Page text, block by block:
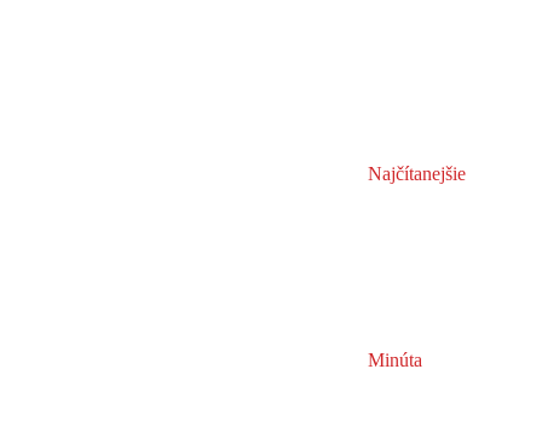
Najčítanejšie
Minúta